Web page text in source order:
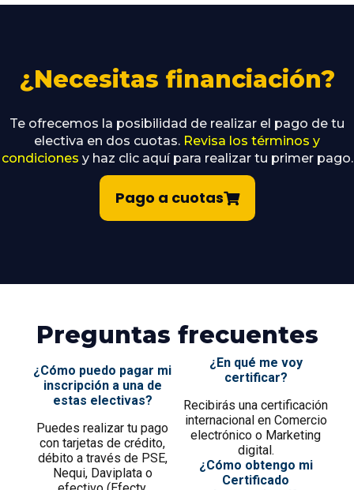
¿Necesitas financiación?
Te ofrecemos la posibilidad de realizar el pago de tu
electiva en dos cuotas. Revisa los términos y
condiciones y haz clic aquí para realizar tu primer pago.
Pago a cuotas
Preguntas frecuentes
¿Cómo puedo pagar mi
inscripción a una de
estas electivas?
Puedes realizar tu pago
con tarjetas de crédito,
débito a través de PSE,
Nequi, Daviplata o
¿En qué me voy
certificar?
Recibirás una certificación
internacional en Comercio
electrónico o Marketing
digital.
¿Cómo obtengo mi
Certificado